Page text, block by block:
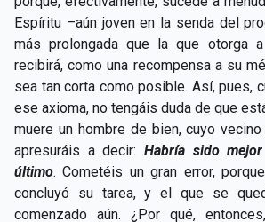
Espíritu –aún joven en la senda del
más prolongada que la que otorga
recibirá, como una recompensa a su
sea tan corta como posible. Así, pues,
ese axioma, no tengáis duda de que
muere un hombre de bien, cuyo
apresuráis a decir: Habría sido
último. Cometéis un gran error,
concluyó su tarea, y el que se
comenzado aún. ¿Por qué,